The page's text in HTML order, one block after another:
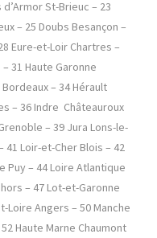
St-Brieuc – 23
– 25 Doubs Besançon –
Eure-et-Loir Chartres –
31 Haute Garonne
– 34 Hérault
– 36 Indre Châteauroux
– 39 Jura Lons-le-
41 Loir-et-Cher Blois – 42
Puy – 44 Loire Atlantique
– 47 Lot-et-Garonne
Loire Angers – 50 Manche
Haute Marne Chaumont